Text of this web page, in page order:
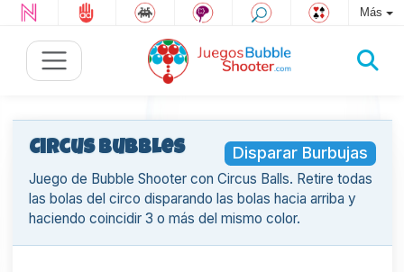
Más
Disparar Burbujas
Circus Bubbles
Juego de Bubble Shooter con Circus Balls. Retire todas
las bolas del circo disparando las bolas hacia arriba y
haciendo coincidir 3 o más del mismo color.